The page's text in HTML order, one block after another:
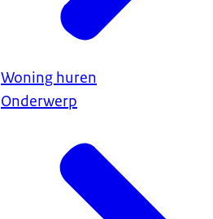
Woning huren
Onderwerp